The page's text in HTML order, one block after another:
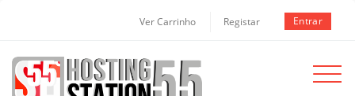
Ver Carrinho Registar Entrar
Toggle